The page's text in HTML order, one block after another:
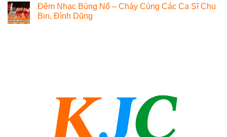
Đêm Nhạc Bùng Nổ – Cháy Cùng Các Ca Sĩ Chu
Bin, Đình Dũng